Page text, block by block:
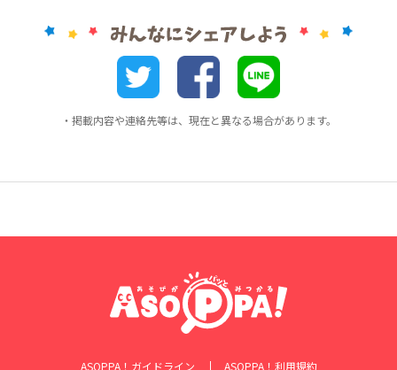
・掲載内容や連絡先等は、現在と異なる場合があります。
ASOPPA！ガイドライン ASOPPA！利用規約